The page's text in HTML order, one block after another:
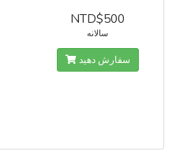
NTD$500
سالانه
سفارش دهید